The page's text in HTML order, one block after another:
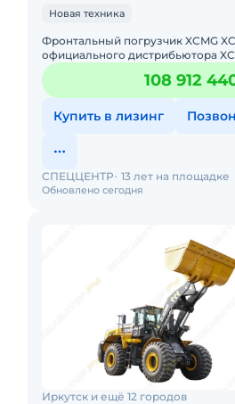
Новая техника
Фронтальный погрузчик XCMG
официального дистрибьютора XCMG.
пoзвoнитe нaм, и мeнеджеры
пpоконсультируют Вас нa cч
108 912
Купить в лизинг
Обновлено сегодня
СПЕЦЦЕНТР 13 лет на площадке
Иркутск и ещё 12 городов